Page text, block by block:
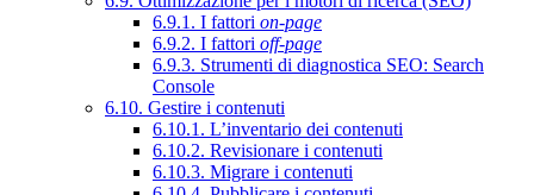
6.9.1. I fattori on-page
6.9.2. I fattori off-page
6.9.3. Strumenti di diagnostica SEO: Search
Console
6.10. Gestire i contenuti
6.10.1. L’inventario dei contenuti
6.10.2. Revisionare i contenuti
6.10.3. Migrare i contenuti